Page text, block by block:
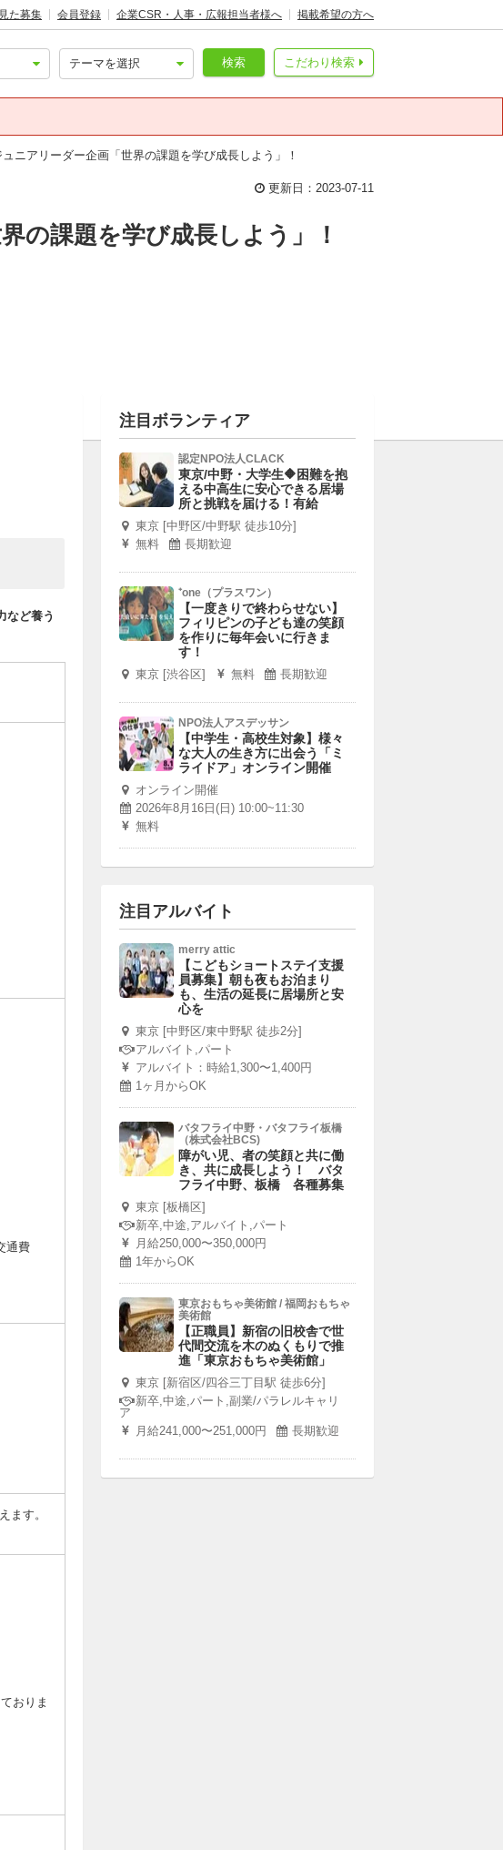
た募集 会員登録 企業CSR・人事・広報担当者様へ 掲載希望の方へ
こだわり検索
検索
ニアリーダー企画「世界の課題を学び成長しよう」！
更新日：2023-07-11
の課題を学び成長しよう」！
など養う
通費
ます。
おりま
注目ボランティア
認定NPO法人CLACK
東京/中野・大学生🔶困難を抱
える中高生に安心できる居場
所と挑戦を届ける！有給
東京 [中野区/中野駅 徒歩10分]
無料
長期歓迎
⁺one（プラスワン）
【一度きりで終わらせない】
フィリピンの子ども達の笑顔
を作りに毎年会いに行きま
す！
東京 [渋谷区] 無料 長期歓迎
NPO法人アスデッサン
【中学生・高校生対象】様々
な大人の生き方に出会う「ミ
ライドア」オンライン開催
オンライン開催
2026年8月16日(日) 10:00~11:30
無料
注目アルバイト
merry attic
【こどもショートステイ支援
員募集】朝も夜もお泊まり
も、生活の延長に居場所と安
心を
東京 [中野区/東中野駅 徒歩2分]
アルバイト,パート
アルバイト：時給1,300〜1,400円
1ヶ月からOK
バタフライ中野・バタフライ板橋
（株式会社BCS)
障がい児、者の笑顔と共に働
き、共に成長しよう！ バタ
フライ中野、板橋 各種募集
東京 [板橋区]
新卒,中途,アルバイト,パート
月給250,000〜350,000円
1年からOK
東京おもちゃ美術館 / 福岡おもちゃ
美術館
【正職員】新宿の旧校舎で世
代間交流を木のぬくもりで推
進「東京おもちゃ美術館」
東京 [新宿区/四谷三丁目駅 徒歩6分]
新卒,中途,パート,副業/パラレルキャリ
ア
月給241,000〜251,000円
長期歓迎